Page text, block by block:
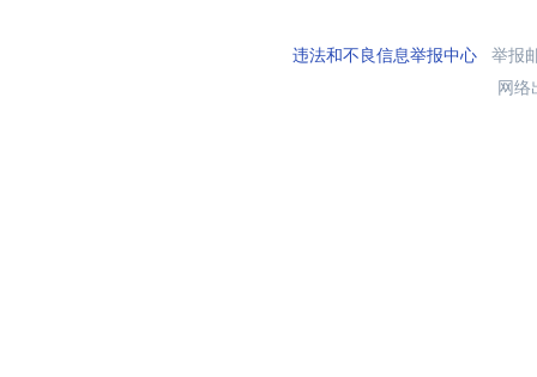
违法和不良信息举报中心举报
网